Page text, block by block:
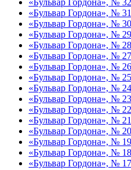
«Бульвар Гордона», №
«Бульвар Гордона», №
«Бульвар Гордона», №
«Бульвар Гордона», №
«Бульвар Гордона», №
«Бульвар Гордона», №
«Бульвар Гордона», №
«Бульвар Гордона», №
«Бульвар Гордона», №
«Бульвар Гордона», №
«Бульвар Гордона», №
«Бульвар Гордона», №
«Бульвар Гордона», №
«Бульвар Гордона», №
«Бульвар Гордона», №